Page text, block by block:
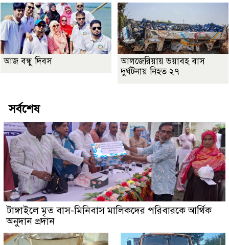
আজ বন্ধু দিবস
আলজেরিয়ায় ভয়াবহ বাস
দুর্ঘটনায় নিহত ২৭
সর্বশেষ
টাঙ্গাইলে মৃত বাস-মিনিবাস মালিকদের পরিবারকে আর্থিক
অনুদান প্রদান